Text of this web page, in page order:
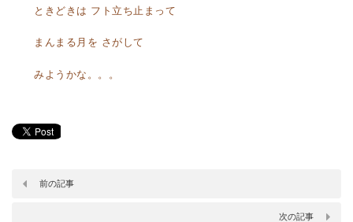
ときどきは フト立ち止まって
まんまる月を さがして
みようかな。。。
前の記事
次の記事